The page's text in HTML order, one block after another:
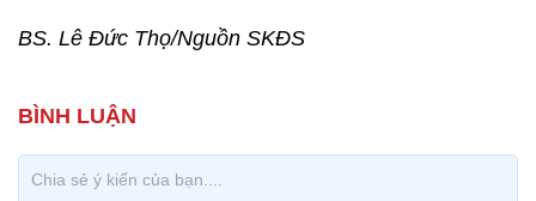
BS. Lê Đức Thọ/Nguồn SKĐS